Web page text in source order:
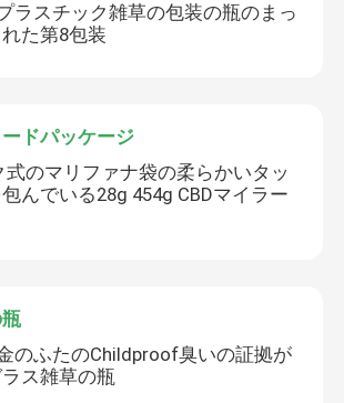
ラスチック雑草の包装の瓶のまっ
た第8包装
ドパッケージ
式のマリファナ袋の柔らかいタッ
んでいる28g 454g CBDマイラー
のふたのChildproof臭いの証拠が
ス雑草の瓶